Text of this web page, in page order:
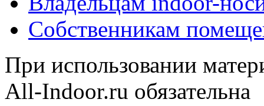
Собственникам
При использовании
All-Indoor.ru обязательна